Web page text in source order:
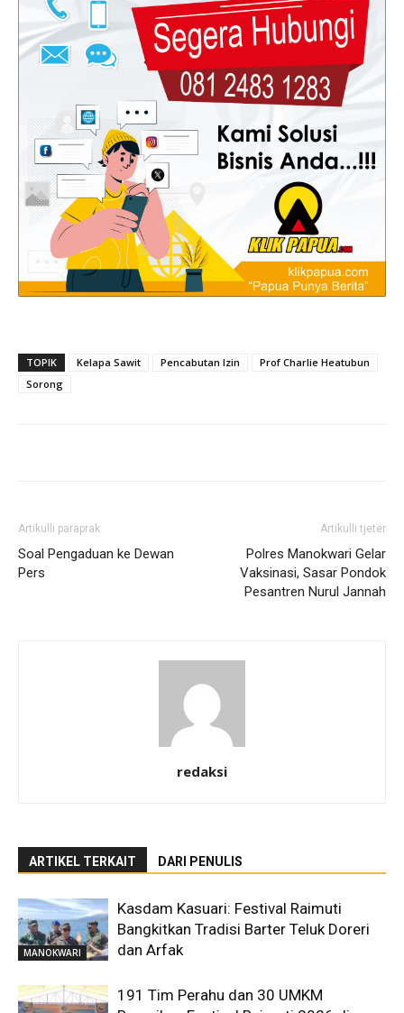
TOPIK Kelapa Sawit Pencabutan Izin
Prof Charlie Heatubun
Sorong
Artikulli paraprak
Soal Pengaduan ke Dewan
Pers
Artikulli tjetër
Polres Manokwari Gelar
Vaksinasi, Sasar Pondok
Pesantren Nurul Jannah
redaksi
ARTIKEL TERKAIT DARI PENULIS
MANOKWARI
Kasdam Kasuari: Festival Raimuti
Bangkitkan Tradisi Barter Teluk Doreri
dan Arfak
191 Tim Perahu dan 30 UMKM